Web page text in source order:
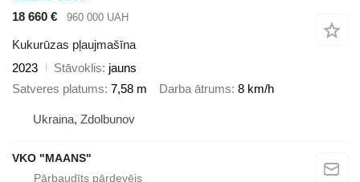
18 660 €
960 000 UAH
Kukurūzas pļaujmašīna
2023
Stāvoklis jauns
Satveres platums 7,58 m Darba ātrums 8 km/h
Ukraina, Zdolbunov
VKO "MAANS"